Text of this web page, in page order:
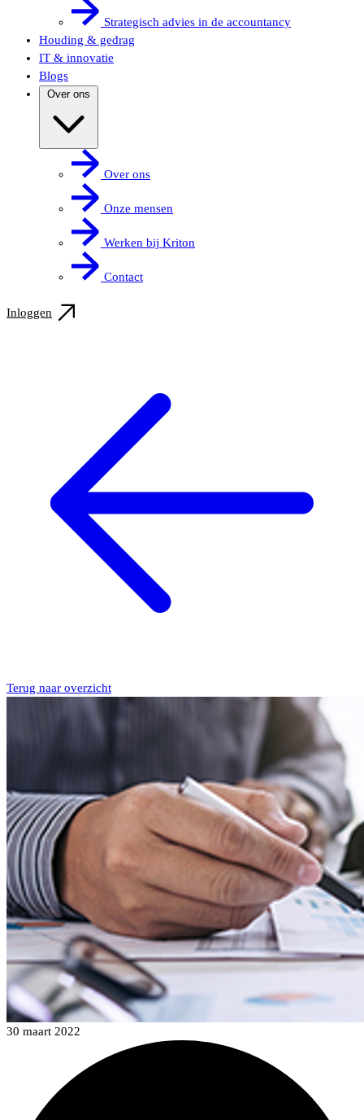
Strategisch advies in de accountancy
Houding & gedrag
IT & innovatie
Blogs
Over ons
Over ons
Onze mensen
Werken bij Kriton
Contact
Inloggen
Terug naar overzicht
30 maart 2022